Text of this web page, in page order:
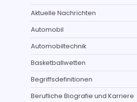
Aktuelle Nachrichten
Automobil
Automobiltechnik
Basketballwetten
Begriffsdefinitionen
Berufliche Biografie und Karriere